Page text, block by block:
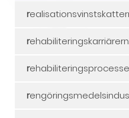
r
r
r
r